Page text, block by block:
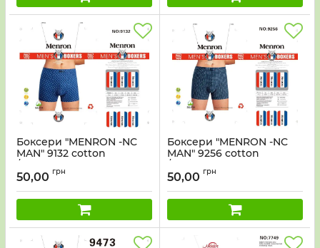
Боксери "MENRON -NC
MAN" 9132 cotton
/bamboo р. Хl, 2xl, 3xl, 4xl
-мікс забарвлень
50,00 грн
Боксери "MENRON -NC
MAN" 9256 cotton
/bamboo р. Хl, 2xl, 3xl, 4xl
-мікс забарвлень
50,00 грн